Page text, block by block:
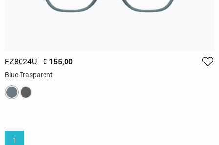
FZ8024U € 155,00
Blue Trasparent
1